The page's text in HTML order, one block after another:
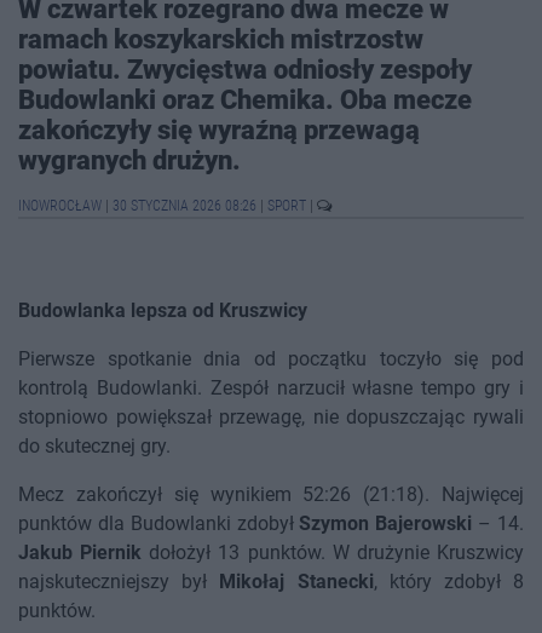
W czwartek rozegrano dwa mecze w
ramach koszykarskich mistrzostw
powiatu. Zwycięstwa odniosły zespoły
Budowlanki oraz Chemika. Oba mecze
zakończyły się wyraźną przewagą
wygranych drużyn.
INOWROCŁAW 30 STYCZNIA 2026 08:26 SPORT
Budowlanka lepsza od Kruszwicy
Pierwsze spotkanie dnia od początku toczyło się pod
kontrolą Budowlanki. Zespół narzucił własne tempo gry i
stopniowo powiększał przewagę, nie dopuszczając rywali
do skutecznej gry.
Mecz zakończył się wynikiem 52:26 (21:18). Najwięcej
punktów dla Budowlanki zdobył Szymon Bajerowski – 14.
Jakub Piernik dołożył 13 punktów. W drużynie Kruszwicy
najskuteczniejszy był
Mikołaj Stanecki, który zdobył 8
punktów.